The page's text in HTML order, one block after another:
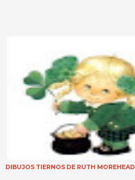
DIBUJOS TIERNOS DE RUTH MOREHEAD